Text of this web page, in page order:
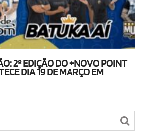
2º EDIÇÃO DO +NOVO POINT
DIA 19 DE MARÇO EM